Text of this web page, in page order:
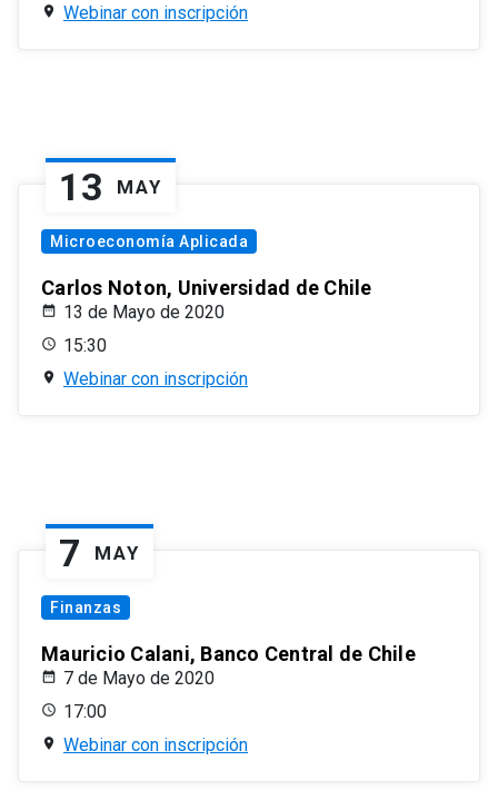
Webinar con inscripción
13 MAY
Microeconomía Aplicada
Carlos Noton, Universidad de Chile
13 de Mayo de 2020
15:30
Webinar con inscripción
7 MAY
Finanzas
Mauricio Calani, Banco Central de Chile
7 de Mayo de 2020
17:00
Webinar con inscripción